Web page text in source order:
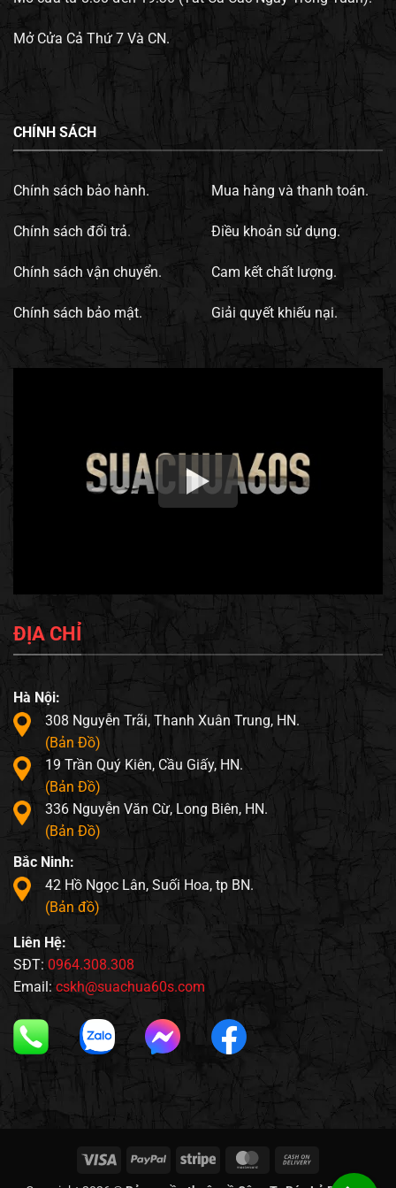
Mở Cửa Cả Thứ 7 Và CN.
CHÍNH SÁCH
Chính sách bảo hành.
Chính sách đổi trả.
Chính sách vận chuyển.
Chính sách bảo mật.
Mua hàng và thanh toán.
Điều khoản sử dụng.
Cam kết chất lượng.
Giải quyết khiếu nại.
ĐỊA CHỈ
Hà Nội:
308 Nguyễn Trãi, Thanh Xuân Trung, HN.
(Bản Đồ)
19 Trần Quý Kiên, Cầu Giấy, HN.
(Bản Đồ)
336 Nguyễn Văn Cừ, Long Biên, HN.
(Bản Đồ)
Bắc Ninh:
42 Hồ Ngọc Lân, Suối Hoa, tp BN.
(Bản đồ)
Liên Hệ:
SĐT: 0964.308.308
Email: cskh@suachua60s.com
Visa PayPal Stripe MasterCard